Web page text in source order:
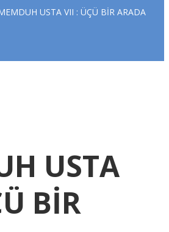
USTA VII : ÜÇÜ BİR ARADA
USTA
BİR